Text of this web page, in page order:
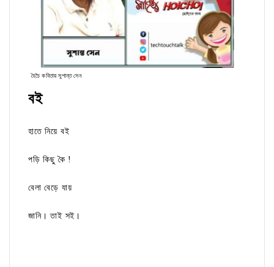
হৈচৈ কবিতায় সুশান্ত সেন
বই
হাতে নিয়ে বই
পড়ি কিছু কৈ !
বেলা বেড়ে যায়
জানি। তাই সই।